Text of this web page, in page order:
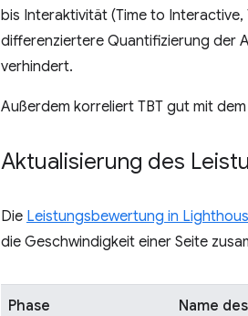
bis Interaktivität (Time to
differenziertere Quantifizierung der
verhindert.
Außerdem korreliert TBT gut mit
Aktualisierung des
Die Leistungsbewertung in
die Geschwindigkeit einer Seite
Phase Name